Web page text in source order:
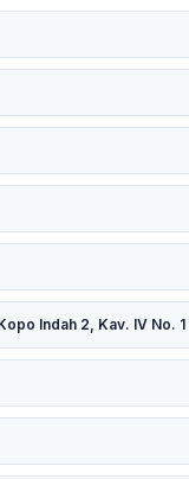
Indah 2, Kav. IV No. 1